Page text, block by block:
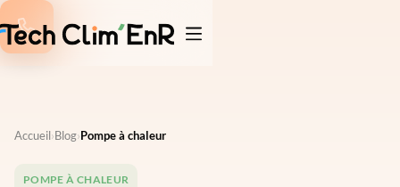
Accueil›Blog›Pompe à chaleur
POMPE À CHALEUR
